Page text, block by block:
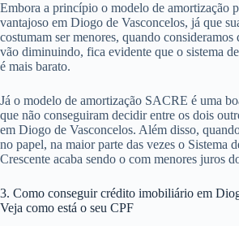
Embora a princípio o modelo de amortização
vantajoso em Diogo de Vasconcelos, já que
costumam ser menores, quando consideramos
vão diminuindo, fica evidente que o sistema
é mais barato.
Já o modelo de amortização SACRE é uma
que não conseguiram decidir entre os dois
em Diogo de Vasconcelos. Além disso,
no papel, na maior parte das vezes o Sistema
Crescente acaba sendo o com menores juros
3. Como conseguir crédito imobiliário em
Veja como está o seu CPF